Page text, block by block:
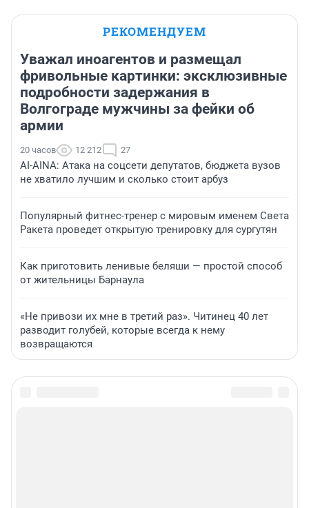
РЕКОМЕНДУЕМ
Уважал иноагентов и размещал
фривольные картинки: эксклюзивные
подробности задержания в
Волгограде мужчины за фейки об
армии
20 часов 12 212 27
AI-AINA: Атака на соцсети депутатов, бюджета вузов
не хватило лучшим и сколько стоит арбуз
Популярный фитнес-тренер с мировым именем Света
Ракета проведет открытую тренировку для сургутян
Как приготовить ленивые беляши — простой способ
от жительницы Барнаула
«Не привози их мне в третий раз». Читинец 40 лет
разводит голубей, которые всегда к нему
возвращаются